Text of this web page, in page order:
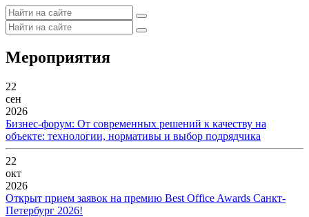
Мероприятия
22
сен
2026
Бизнес-форум: От современных решений к качеству на
объекте: технологии, нормативы и выбор подрядчика
22
окт
2026
Открыт прием заявок на премию Best Office Awards Санкт-
Петербург 2026!